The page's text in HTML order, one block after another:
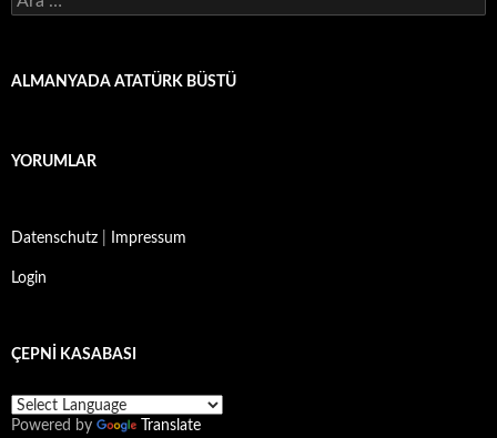
ALMANYADA ATATÜRK BÜSTÜ
YORUMLAR
Datenschutz Impressum
Login
ÇEPNİ KASABASI
Powered by Translate